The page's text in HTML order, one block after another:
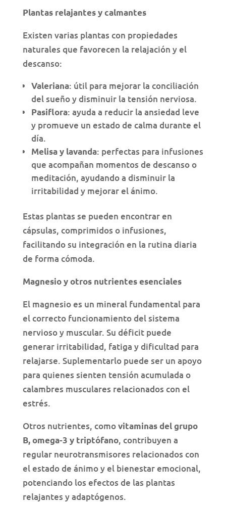
Plantas relajantes y calmantes
Existen varias plantas con propiedades
naturales que favorecen la relajación y el
descanso:
Valeriana: útil para mejorar la conciliación
del sueño y disminuir la tensión nerviosa.
Pasiflora: ayuda a reducir la ansiedad leve
y promueve un estado de calma durante el
día.
Melisa y lavanda: perfectas para infusiones
que acompañan momentos de descanso o
meditación, ayudando a disminuir la
irritabilidad y mejorar el ánimo.
Estas plantas se pueden encontrar en
cápsulas, comprimidos o infusiones,
facilitando su integración en la rutina diaria
de forma cómoda.
Magnesio y otros nutrientes esenciales
El magnesio es un mineral fundamental para
el correcto funcionamiento del sistema
nervioso y muscular. Su déficit puede
generar irritabilidad, fatiga y dificultad para
relajarse. Suplementarlo puede ser un apoyo
para quienes sienten tensión acumulada o
calambres musculares relacionados con el
estrés.
Otros nutrientes, comovitaminas del grupo
B, omega-3 y triptófano, contribuyen a
regular neurotransmisores relacionados con
el estado de ánimo y el bienestar emocional,
potenciando los efectos de las plantas
relajantes y adaptógenos.